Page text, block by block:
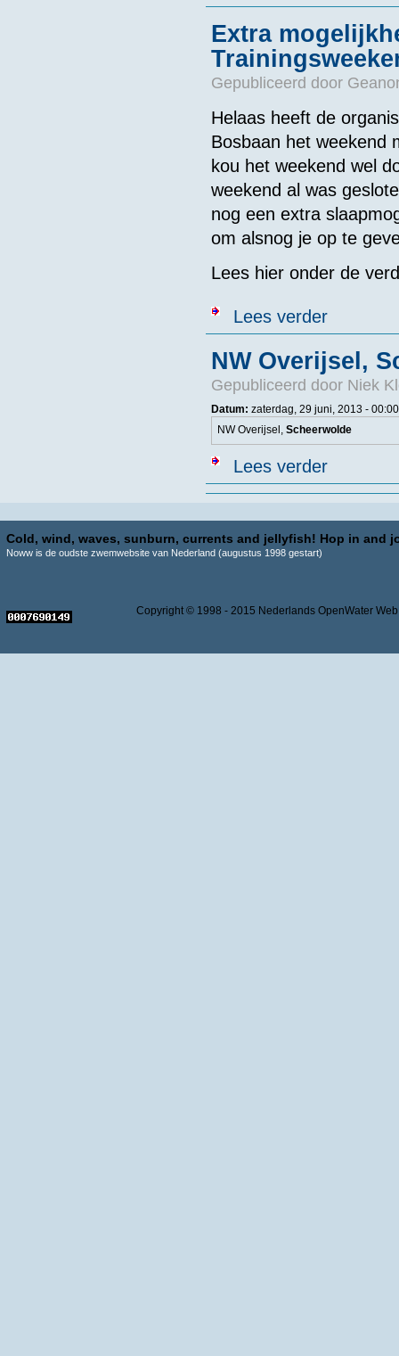
Extra
Gepubliceerd door
Helaas heeft de
Bosbaan het weekend
kou het weekend wel
weekend al was
nog een extra
om alsnog je op te
Lees hier onder de
Lees verderover Extra
NW Overijsel,
Gepubliceerd door Niek
Datum: zaterdag, 29 juni, 2013 - 00:00
NW Overijsel, Scheerwolde
Lees verderover NW
Cold, wind, waves, sunburn, currents and jellyfish! Hop in and
Noww is de oudste zwemwebsite van Nederland (augustus 1998 gestart)
Copyright © 1998 - 2015 Nederlands OpenWater